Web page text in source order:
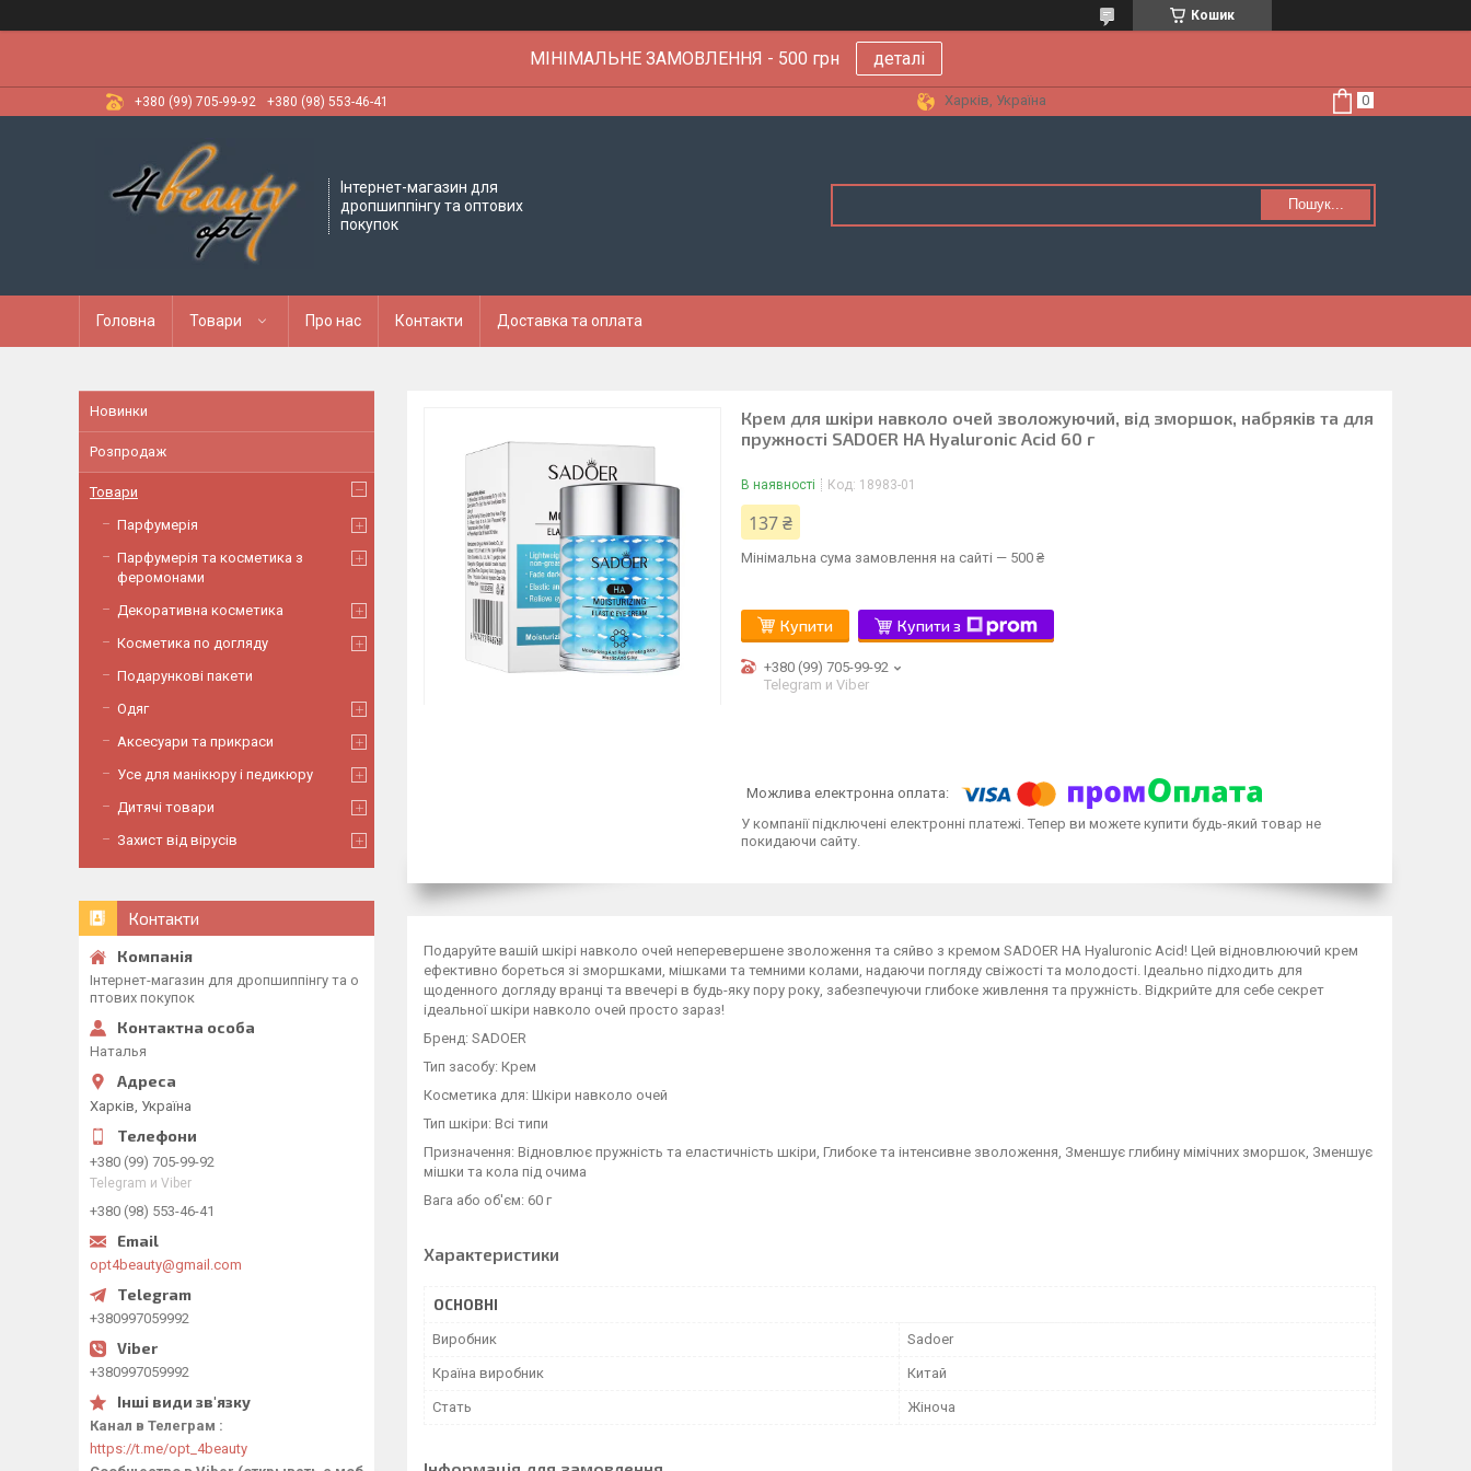
Кошик
МІНІМАЛЬНЕ ЗАМОВЛЕННЯ - 500 грн деталі
+380 (99) 705-99-92 +380 (98) 553-46-41 Харків, Україна
Інтернет-магазин для
дропшиппінгу та оптових
покупок
Пошук...
Головна Товари Про нас Контакти Доставка та оплата
Крем для шкіри навколо очей зволожуючий, від зморшок, набряків та для
пружності SADOER HA Hyaluronic Acid 60 г
В наявності Код: 18983-01
137 ₴
Мінімальна сума замовлення на сайті — 500 ₴
Купити Купити з
+380 (99) 705-99-92
Telegram и Viber
У компанії підключені електронні платежі. Тепер ви можете купити будь-який товар не
покидаючи сайту.
Подаруйте вашій шкірі навколо очей неперевершене зволоження та сяйво з кремом SADOER HA Hyaluronic Acid! Цей відновлюючий крем
ефективно бореться зі зморшками, мішками та темними колами, надаючи погляду свіжості та молодості. Ідеально підходить для
щоденного догляду вранці та ввечері в будь-яку пору року, забезпечуючи глибоке живлення та пружність. Відкрийте для себе секрет
ідеальної шкіри навколо очей просто зараз!
Бренд: SADOER
Тип засобу: Крем
Косметика для: Шкіри навколо очей
Тип шкіри: Всі типи
Призначення: Відновлює пружність та еластичність шкіри, Глибоке та інтенсивне зволоження, Зменшує глибину мімічних зморшок, Зменшує
мішки та кола під очима
Вага або об'єм: 60 г
Характеристики
ОСНОВНІ
Виробник Sadoer
Країна виробник Китай
Стать Жіноча
Новинки
Розпродаж
Товари
Парфумерія
Парфумерія та косметика з
феромонами
Декоративна косметика
Косметика по догляду
Подарункові пакети
Одяг
Аксесуари та прикраси
Усе для манікюру і педикюру
Дитячі товари
Захист від вірусів
Контакти
Інтернет-магазин для дропшиппінгу та о
птових покупок
Наталья
Харків, Україна
+380 (99) 705-99-92
Telegram и Viber
+380 (98) 553-46-41
opt4beauty@gmail.com
+380997059992
+380997059992
Канал в Телеграм
https://t.me/opt_4beauty